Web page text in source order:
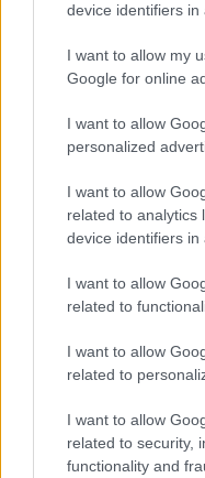
device identifiers in
I want to allow my
Google for online
I want to allow
personalized
I want to allow
related to analytics
device identifiers in
I want to allow
related to
I want to allow
related to
I want to allow
related to security,
functionality and
2024. július 8. 16:40
Bronzérmet nyert
válogatott
Az arany a briteké, az